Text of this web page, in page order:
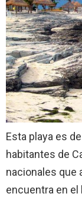
Esta playa es
habitantes de
nacionales que
encuentra en el